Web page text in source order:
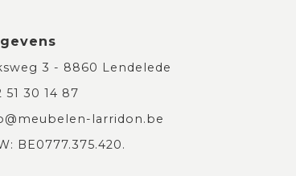
3 - 8860 Lendelede
51 30 14 87
larridon.be
BE0777.375.420.